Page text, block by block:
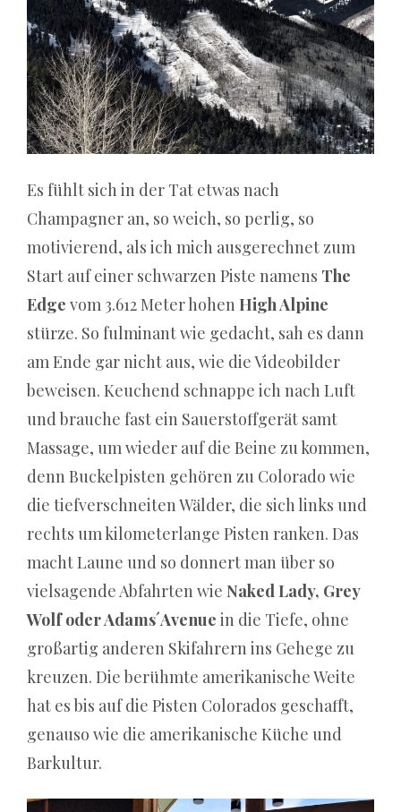
Shiny
Wilds
Casino
schleudert
200
Freispiele
ohne
Einzahlung
sofort
–
ein
weiterer
marketinghafter
Griff:
Ironischerweise
kann
dieses
Problem
bei
einem
Einzelausscheidungsturnier,
dem
Format,
das
seit
dem
olympischen
Es fühlt sich in der Tat etwas nach
Champagner an, so weich, so perlig, so
motivierend, als ich mich ausgerechnet zum
Start auf einer schwarzen Piste namens The
Edge vom 3.612 Meter hohenHigh Alpine
stürze. So fulminant wie gedacht, sah es dann
am Ende gar nicht aus, wie die Videobilder
beweisen. Keuchend schnappe ich nach Luft
und brauche fast ein Sauerstoffgerät samt
Massage, um wieder auf die Beine zu kommen,
denn Buckelpisten gehören zu Colorado wie
die tiefverschneiten Wälder, die sich links und
rechts um kilometerlange Pisten ranken. Das
macht Laune und so donnert man über so
vielsagende Abfahrten wie Naked Lady, Grey
Wolf oder Adams´Avenue in die Tiefe, ohne
großartig anderen Skifahrern ins Gehege zu
kreuzen. Die berühmte amerikanische Weite
hat es bis auf die Pisten Colorados geschafft,
genauso wie die amerikanische Küche und
Barkultur.